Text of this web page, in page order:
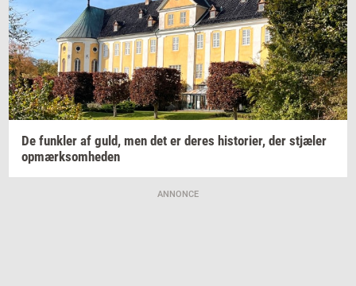
De funk­ler af guld, men det er deres hi­sto­ri­er, der stjæ­ler
op­mærk­som­he­den
ANNONCE